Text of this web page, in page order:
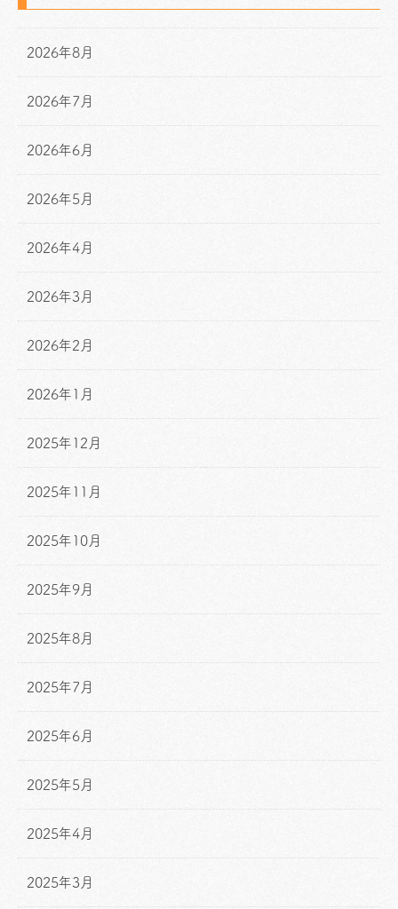
2026年8月
2026年7月
2026年6月
2026年5月
2026年4月
2026年3月
2026年2月
2026年1月
2025年12月
2025年11月
2025年10月
2025年9月
2025年8月
2025年7月
2025年6月
2025年5月
2025年4月
2025年3月